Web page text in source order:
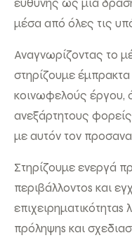
ευθύνης ως μια
μέσα από όλες τις
Αναγνωρίζοντας το
στηρίζουμε
κοινωφελούς έργου,
ανεξάρτητους
με αυτόν τον
Στηρίζουμε ενεργά
περιβάλλοντοs και
πρόληψηs και